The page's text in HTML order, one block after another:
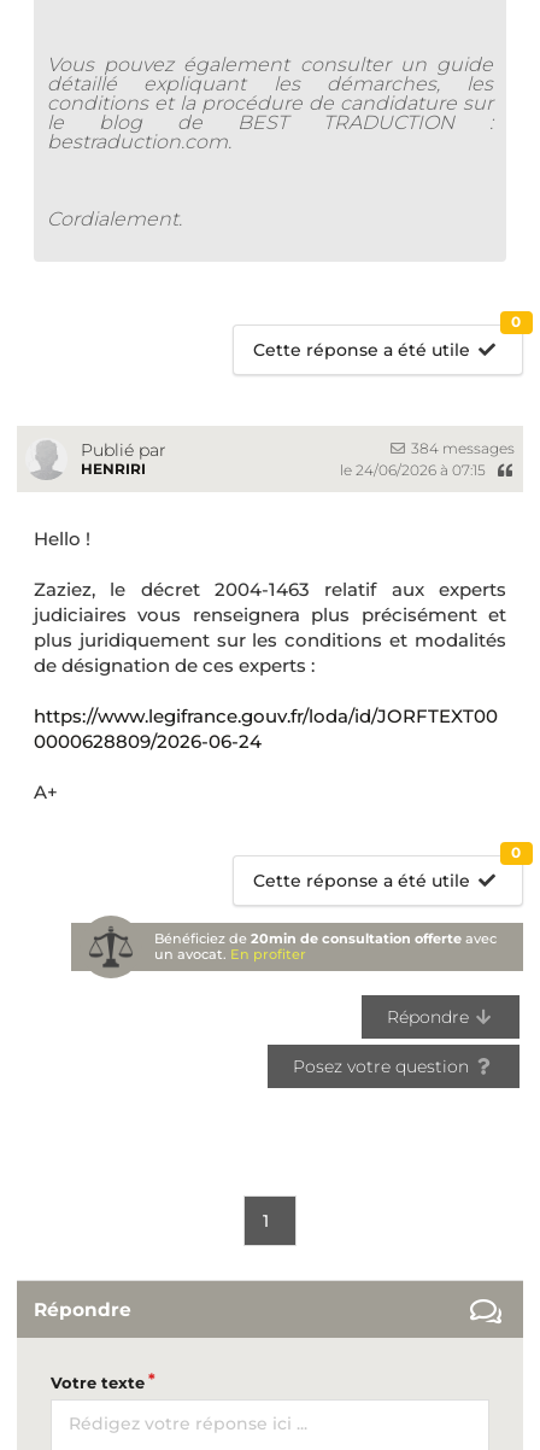
Vous pouvez également consulter un guide
détaillé expliquant les démarches, les
conditions et la procédure de candidature sur
le blog de BEST TRADUCTION :
bestraduction.com.
Cordialement.
Cette réponse a été utile
0
Publié par
HENRIRI
384 messages
le 24/06/2026 à 07:15
Hello !
Zaziez, le décret 2004-1463 relatif aux experts
judiciaires vous renseignera plus précisément et
plus juridiquement sur les conditions et modalités
de désignation de ces experts :
https://www.legifrance.gouv.fr/loda/id/JORFTEXT00
0000628809/2026-06-24
A+
Cette réponse a été utile
0
Bénéficiez de20min de consultation offerte avec
un avocat. En profiter
Répondre
Posez votre question
1
Répondre
Votre texte